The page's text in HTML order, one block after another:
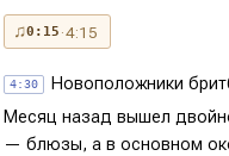
♫0:15 · 4:15
4:30
Новоположники
Месяц назад вышел
— блюзы, а в основном